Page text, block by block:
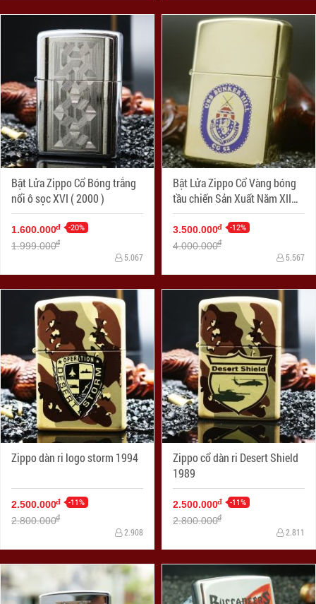
Bật Lửa Zippo Cổ Bóng trắng
nổi ô sọc XVI ( 2000 )
1.600.000đ -20%
1.999.000đ
5.067
Bật Lửa Zippo Cổ Vàng bóng
tầu chiến Sản Xuất Năm XII
(1996 )
3.500.000đ -12%
4.000.000đ
5.567
Zippo dàn ri logo storm 1994
2.500.000đ -11%
2.800.000đ
2.908
Zippo cổ dàn ri Desert Shield
1989
2.500.000đ -11%
2.800.000đ
2.811